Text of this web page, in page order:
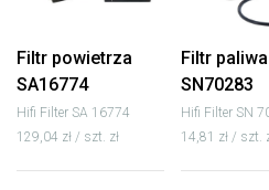
Filtr powietrza
SA16774
Hifi Filter SA 16774
129,04 zł / szt. zł
Filtr paliwa
SN70283
Hifi Filter SN
14,81 zł / szt.